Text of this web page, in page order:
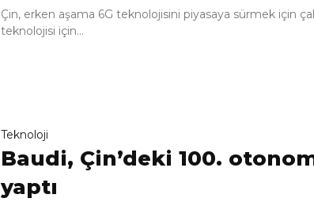
Çin, erken aşama 6G teknolojisini piyasaya sürmek için
teknolojisi için...
Teknoloji
Baudi, Çin’deki 100.
yaptı